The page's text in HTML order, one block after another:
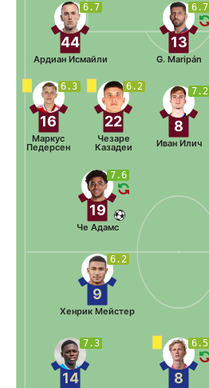
6.7
13
G. Maripán
6.7
44
Ардиан Исмайли
7.2
8
Иван Илич
6.2
22
Чезаре
Казадеи
6.3
16
Маркус
Педерсен
7.6
19
Че Адамс
7.3
14
6.5
8
6.2
9
Хенрик Мейстер